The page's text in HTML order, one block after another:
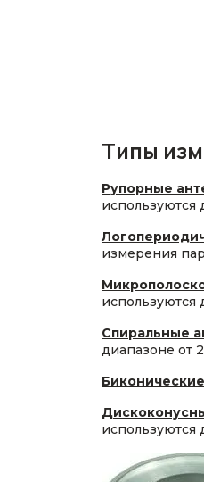
Типы
Рупорные
измерения
используются
Спиральные
диапазоне от
используются